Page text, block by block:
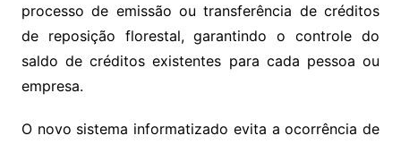
processo de emissão ou transferência de créditos
de reposição florestal, garantindo o controle do
saldo de créditos existentes para cada pessoa ou
empresa.
O novo sistema informatizado evita a ocorrência de